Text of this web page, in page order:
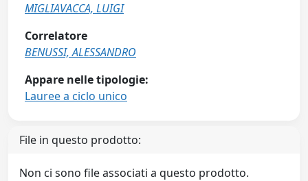
MIGLIAVACCA, LUIGI
Correlatore
BENUSSI, ALESSANDRO
Appare nelle tipologie:
Lauree a ciclo unico
File in questo prodotto:
Non ci sono file associati a questo prodotto.